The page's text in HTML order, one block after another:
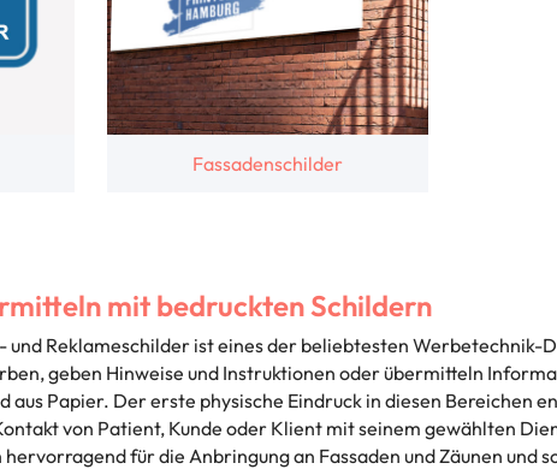
Fassadenschilder
mit bedruckten Schildern
Reklameschilder ist eines der beliebtesten Werbetechnik-
geben Hinweise und Instruktionen oder übermitteln
aus Papier. Der erste physische Eindruck in diesen
von Patient, Kunde oder Klient mit seinem gewählten
für die Anbringung an Fassaden und Zäunen und